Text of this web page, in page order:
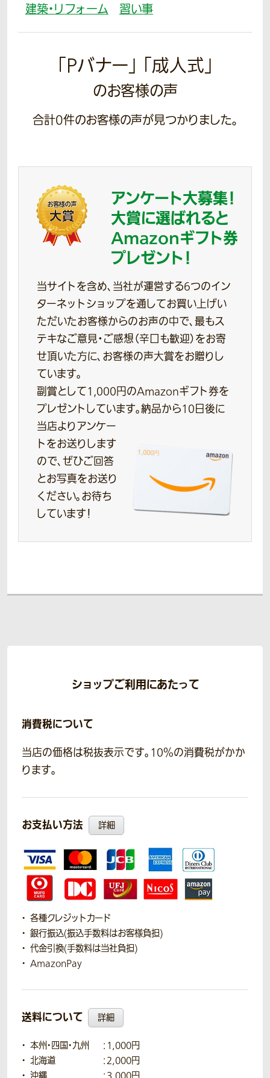
建築・リフォーム
習い事
「Pバナー」 「成人式」
のお客様の声
合計0件のお客様の声が見つかりました。
アンケート大募集！
大賞に選ばれると
Amazonギフト券
プレゼント！
当サイトを含め、当社が運営する6つのイン
ターネットショップを通してお買い上げい
ただいたお客様からのお声の中で、最もス
テキなご意見・ご感想（辛口も歓迎）をお寄
せ頂いた方に、お客様の声大賞をお贈りし
ています。
副賞として1,000円のAmazonギフト券を
プレゼントしています。納品から10日後に
当店よりアンケー
トをお送りします
ので、ぜひご回答
とお写真をお送り
ください。お待ち
しています！
ショップご利用にあたって
消費税について
当店の価格は税抜表示です。10％の消費税がかか
ります。
お支払い方法 詳細
各種クレジットカード
銀行振込(振込手数料はお客様負担)
代金引換(手数料は当社負担)
AmazonPay
送料について 詳細
本州・四国・九州
：1,000円
北海道
：2,000円